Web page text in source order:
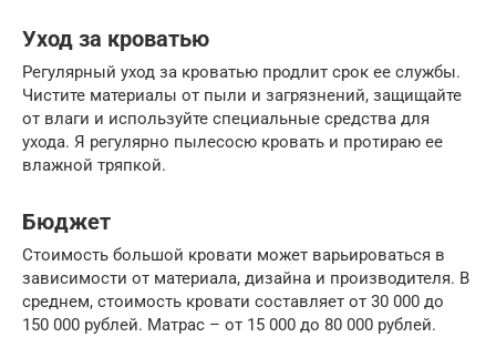
Уход за кроватью
Регулярный уход за кроватью продлит срок ее службы.
Чистите материалы от пыли и загрязнений, защищайте
от влаги и используйте специальные средства для
ухода. Я регулярно пылесосю кровать и протираю ее
влажной тряпкой.
Бюджет
Стоимость большой кровати может варьироваться в
зависимости от материала, дизайна и производителя. В
среднем, стоимость кровати составляет от 30 000 до
150 000 рублей. Матрас – от 15 000 до 80 000 рублей.